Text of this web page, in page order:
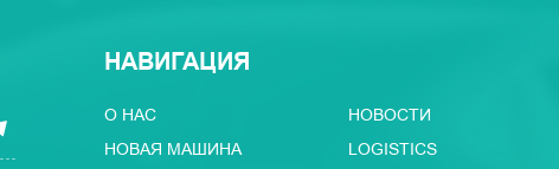
НАВИГАЦИЯ
О НАС
НОВАЯ МАШИНА
НОВОСТИ
LOGISTICS